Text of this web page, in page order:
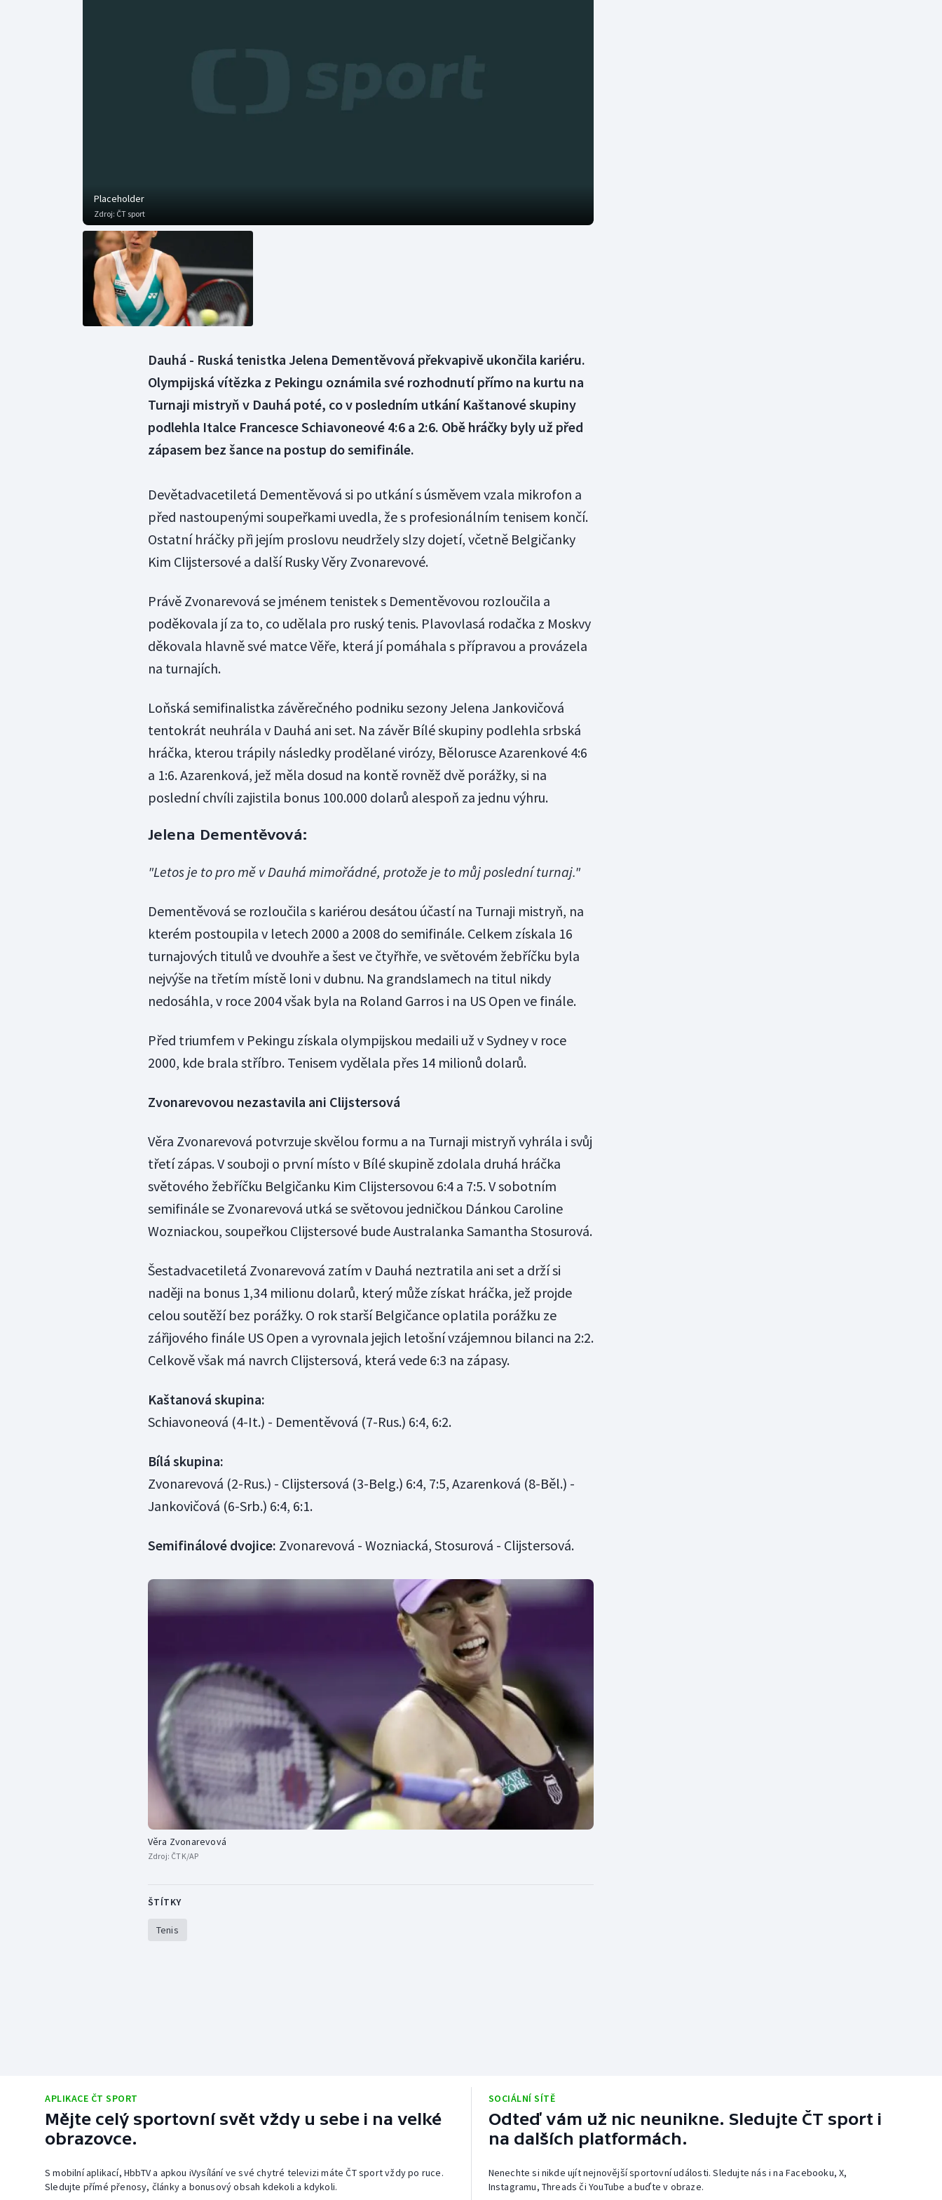
Placeholder
Zdroj: ČT sport
Dauhá - Ruská tenistka Jelena Dementěvová překvapivě ukončila kariéru.
Olympijská vítězka z Pekingu oznámila své rozhodnutí přímo na kurtu na
Turnaji mistryň v Dauhá poté, co v posledním utkání Kaštanové skupiny
podlehla Italce Francesce Schiavoneové 4:6 a 2:6. Obě hráčky byly už před
zápasem bez šance na postup do semifinále.
Devětadvacetiletá Dementěvová si po utkání s úsměvem vzala mikrofon a
před nastoupenými soupeřkami uvedla, že s profesionálním tenisem končí.
Ostatní hráčky při jejím proslovu neudržely slzy dojetí, včetně Belgičanky
Kim Clijstersové a další Rusky Věry Zvonarevové.
Právě Zvonarevová se jménem tenistek s Dementěvovou rozloučila a
poděkovala jí za to, co udělala pro ruský tenis. Plavovlasá rodačka z Moskvy
děkovala hlavně své matce Věře, která jí pomáhala s přípravou a provázela
na turnajích.
Loňská semifinalistka závěrečného podniku sezony Jelena Jankovičová
tentokrát neuhrála v Dauhá ani set. Na závěr Bílé skupiny podlehla srbská
hráčka, kterou trápily následky prodělané virózy, Bělorusce Azarenkové 4:6
a 1:6. Azarenková, jež měla dosud na kontě rovněž dvě porážky, si na
poslední chvíli zajistila bonus 100.000 dolarů alespoň za jednu výhru.
Jelena Dementěvová:
"Letos je to pro mě v Dauhá mimořádné, protože je to můj poslední turnaj."
Dementěvová se rozloučila s kariérou desátou účastí na Turnaji mistryň, na
kterém postoupila v letech 2000 a 2008 do semifinále. Celkem získala 16
turnajových titulů ve dvouhře a šest ve čtyřhře, ve světovém žebříčku byla
nejvýše na třetím místě loni v dubnu. Na grandslamech na titul nikdy
nedosáhla, v roce 2004 však byla na Roland Garros i na US Open ve finále.
Před triumfem v Pekingu získala olympijskou medaili už v Sydney v roce
2000, kde brala stříbro. Tenisem vydělala přes 14 milionů dolarů.
Zvonarevovou nezastavila ani Clijstersová
Věra Zvonarevová potvrzuje skvělou formu a na Turnaji mistryň vyhrála i svůj
třetí zápas. V souboji o první místo v Bílé skupině zdolala druhá hráčka
světového žebříčku Belgičanku Kim Clijstersovou 6:4 a 7:5. V sobotním
semifinále se Zvonarevová utká se světovou jedničkou Dánkou Caroline
Wozniackou, soupeřkou Clijstersové bude Australanka Samantha Stosurová.
Šestadvacetiletá Zvonarevová zatím v Dauhá neztratila ani set a drží si
naději na bonus 1,34 milionu dolarů, který může získat hráčka, jež projde
celou soutěží bez porážky. O rok starší Belgičance oplatila porážku ze
zářijového finále US Open a vyrovnala jejich letošní vzájemnou bilanci na 2:2.
Celkově však má navrch Clijstersová, která vede 6:3 na zápasy.
Kaštanová skupina:
Schiavoneová (4-It.) - Dementěvová (7-Rus.) 6:4, 6:2.
Bílá skupina:
Zvonarevová (2-Rus.) - Clijstersová (3-Belg.) 6:4, 7:5, Azarenková (8-Běl.) -
Jankovičová (6-Srb.) 6:4, 6:1.
Semifinálové dvojice: Zvonarevová - Wozniacká, Stosurová - Clijstersová.
Věra Zvonarevová
Zdroj: ČTK/AP
ŠTÍTKY
Tenis
APLIKACE ČT SPORT
Mějte celý sportovní svět vždy u sebe i na velké
obrazovce.
S mobilní aplikací, HbbTV a apkou iVysílání ve své chytré televizi máte ČT sport vždy po ruce.
Sledujte přímé přenosy, články a bonusový obsah kdekoli a kdykoli.
SOCIÁLNÍ SÍTĚ
Odteď vám už nic neunikne. Sledujte ČT sport i
na dalších platformách.
Nenechte si nikde ujít nejnovější sportovní události. Sledujte nás i na Facebooku, X,
Instagramu, Threads či YouTube a buďte v obraze.